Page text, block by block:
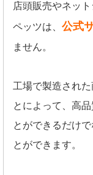
店頭販売やネッ
ペッツは、 公式
ません。
工場で製造され
とによって、高
とができるだけ
とができます。